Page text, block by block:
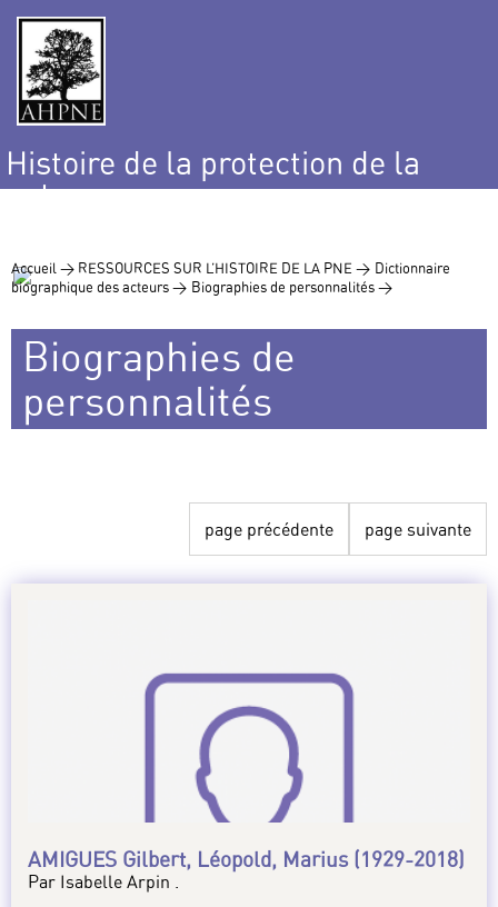
Histoire de la protection de la
nature
Accueil > RESSOURCES SUR L’HISTOIRE DE LA PNE > Dictionnaire
biographique des acteurs > Biographies de personnalités >
Biographies de
personnalités
page précédente page suivante
AMIGUES Gilbert, Léopold, Marius (1929-2018)
Par Isabelle Arpin .